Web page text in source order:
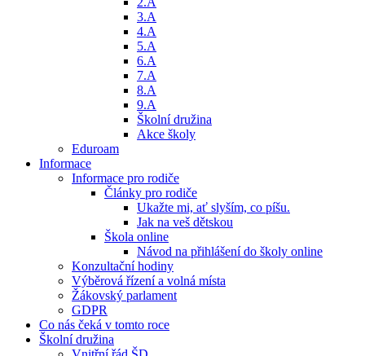
3.A
4.A
5.A
6.A
7.A
8.A
9.A
Školní družina
Akce školy
Eduroam
Informace
Informace pro rodiče
Články pro rodiče
Ukažte mi, ať slyším, co píšu.
Jak na veš dětskou
Škola online
Návod na přihlášení do školy online
Konzultační hodiny
Výběrová řízení a volná místa
Žákovský parlament
GDPR
Co nás čeká v tomto roce
Školní družina